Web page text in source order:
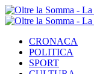
CRONACA
POLITICA
SPORT